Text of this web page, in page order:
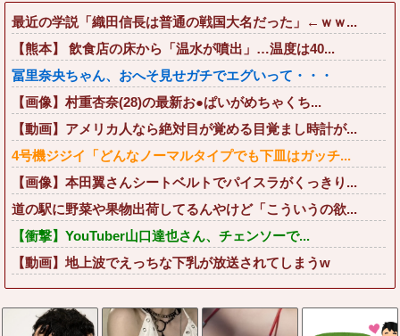
最近の学説「織田信長は普通の戦国大名だった」←ｗｗ...
【熊本】 飲食店の床から「温水が噴出」…温度は40...
冨里奈央ちゃん、おへそ見せガチでエグいって・・・
【画像】村重杏奈(28)の最新お●ぱいがめちゃくち...
【動画】アメリカ人なら絶対目が覚める目覚まし時計が...
4号機ジジイ「どんなノーマルタイプでも下皿はガッチ...
【画像】本田翼さんシートベルトでパイスラがくっきり...
道の駅に野菜や果物出荷してるんやけど「こういうの欲...
【衝撃】YouTuber山口達也さん、チェンソーで...
【動画】地上波でえっちな下乳が放送されてしまうw